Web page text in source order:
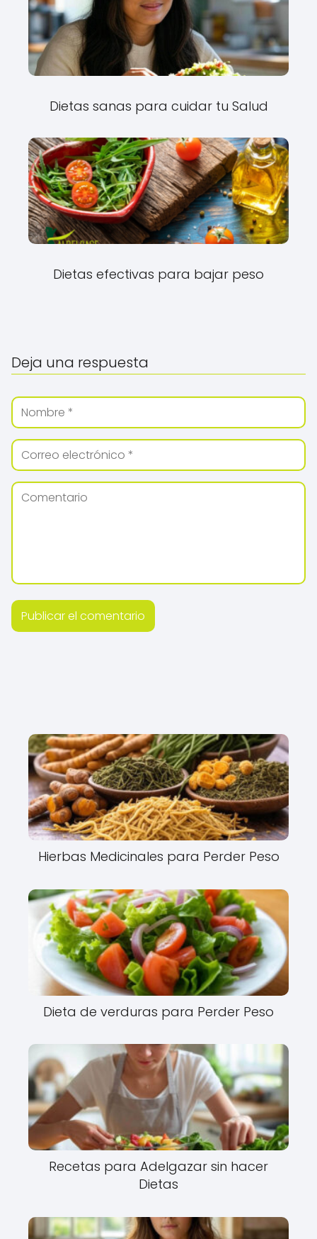
Dietas sanas para cuidar tu Salud
Dietas efectivas para bajar peso
Deja una respuesta
Hierbas Medicinales para Perder Peso
Dieta de verduras para Perder Peso
Recetas para Adelgazar sin hacer
Dietas